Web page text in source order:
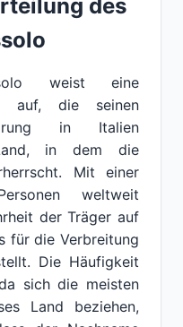
des
weist eine
auf, die seinen
in Italien
in dem die
Mit einer
weltweit
der Träger auf
für die Verbreitung
Die Häufigkeit
sich die meisten
Land beziehen,